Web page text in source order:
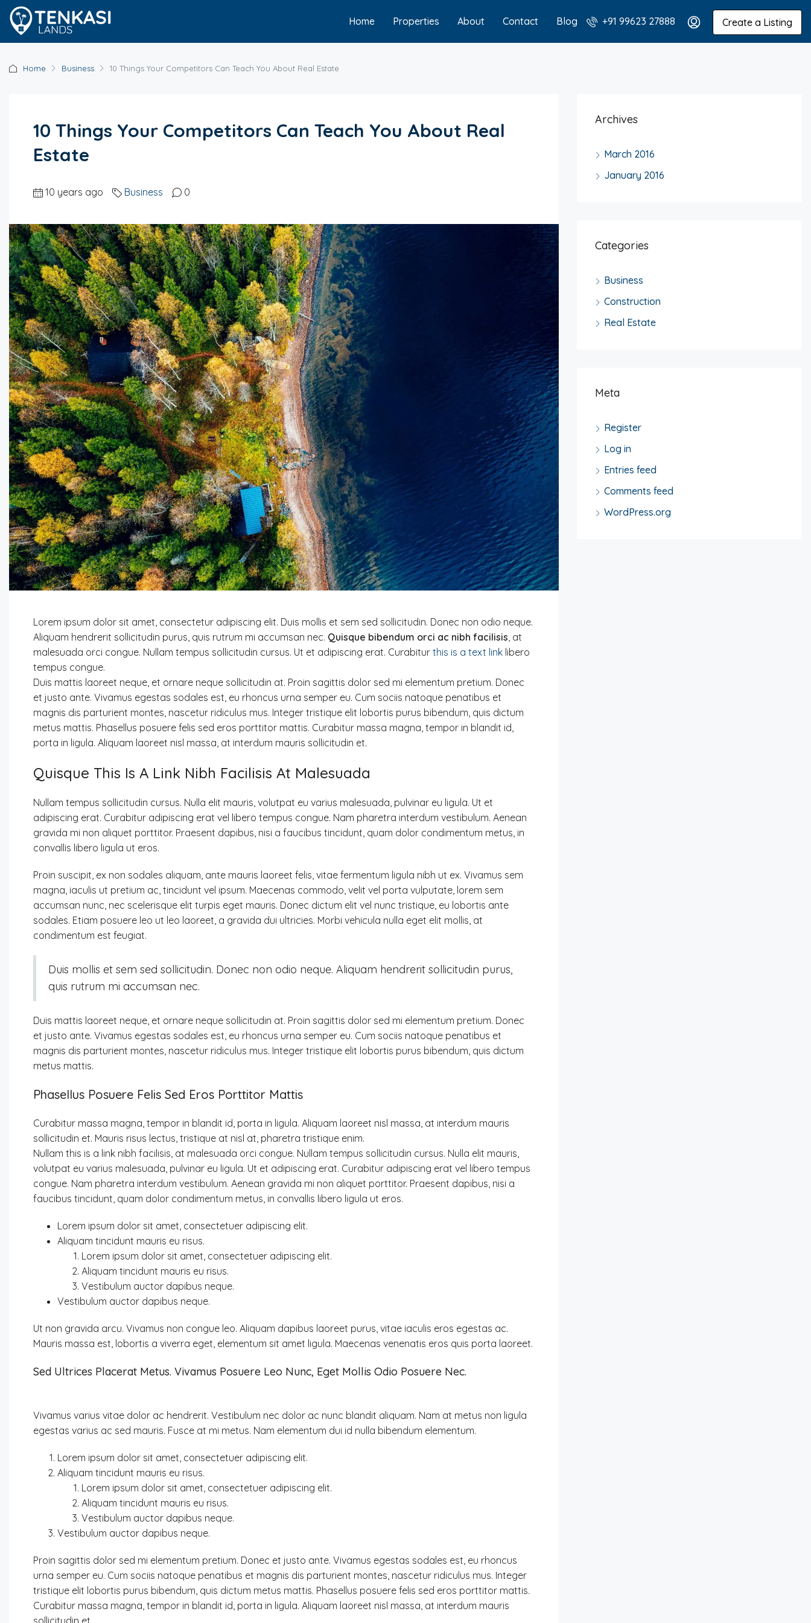
Home Properties About Contact Blog +91 99623 27888 Create a Listing
Home Business 10 Things Your Competitors Can Teach You About Real Estate
10 Things Your Competitors Can Teach You About Real
Estate
10 years ago Business 0
Lorem ipsum dolor sit amet, consectetur adipiscing elit. Duis mollis et sem sed sollicitudin. Donec non odio neque.
Aliquam hendrerit sollicitudin purus, quis rutrum mi accumsan nec. Quisque bibendum orci ac nibh facilisis , at
malesuada orci congue. Nullam tempus sollicitudin cursus. Ut et adipiscing erat. Curabitur this is a text link libero
tempus congue.
Duis mattis laoreet neque, et ornare neque sollicitudin at. Proin sagittis dolor sed mi elementum pretium. Donec
et justo ante. Vivamus egestas sodales est, eu rhoncus urna semper eu. Cum sociis natoque penatibus et
magnis dis parturient montes, nascetur ridiculus mus. Integer tristique elit lobortis purus bibendum, quis dictum
metus mattis. Phasellus posuere felis sed eros porttitor mattis. Curabitur massa magna, tempor in blandit id,
porta in ligula. Aliquam laoreet nisl massa, at interdum mauris sollicitudin et.
Quisque This Is A Link Nibh Facilisis At Malesuada
Nullam tempus sollicitudin cursus. Nulla elit mauris, volutpat eu varius malesuada, pulvinar eu ligula. Ut et
adipiscing erat. Curabitur adipiscing erat vel libero tempus congue. Nam pharetra interdum vestibulum. Aenean
gravida mi non aliquet porttitor. Praesent dapibus, nisi a faucibus tincidunt, quam dolor condimentum metus, in
convallis libero ligula ut eros.
Proin suscipit, ex non sodales aliquam, ante mauris laoreet felis, vitae fermentum ligula nibh ut ex. Vivamus sem
magna, iaculis ut pretium ac, tincidunt vel ipsum. Maecenas commodo, velit vel porta vulputate, lorem sem
accumsan nunc, nec scelerisque elit turpis eget mauris. Donec dictum elit vel nunc tristique, eu lobortis ante
sodales. Etiam posuere leo ut leo laoreet, a gravida dui ultricies. Morbi vehicula nulla eget elit mollis, at
condimentum est feugiat.
Duis mollis et sem sed sollicitudin. Donec non odio neque. Aliquam hendrerit sollicitudin purus,
quis rutrum mi accumsan nec.
Duis mattis laoreet neque, et ornare neque sollicitudin at. Proin sagittis dolor sed mi elementum pretium. Donec
et justo ante. Vivamus egestas sodales est, eu rhoncus urna semper eu. Cum sociis natoque penatibus et
magnis dis parturient montes, nascetur ridiculus mus. Integer tristique elit lobortis purus bibendum, quis dictum
metus mattis.
Phasellus Posuere Felis Sed Eros Porttitor Mattis
Curabitur massa magna, tempor in blandit id, porta in ligula. Aliquam laoreet nisl massa, at interdum mauris
sollicitudin et. Mauris risus lectus, tristique at nisl at, pharetra tristique enim.
Nullam this is a link nibh facilisis, at malesuada orci congue. Nullam tempus sollicitudin cursus. Nulla elit mauris,
volutpat eu varius malesuada, pulvinar eu ligula. Ut et adipiscing erat. Curabitur adipiscing erat vel libero tempus
congue. Nam pharetra interdum vestibulum. Aenean gravida mi non aliquet porttitor. Praesent dapibus, nisi a
faucibus tincidunt, quam dolor condimentum metus, in convallis libero ligula ut eros.
Lorem ipsum dolor sit amet, consectetuer adipiscing elit.
Aliquam tincidunt mauris eu risus.
Lorem ipsum dolor sit amet, consectetuer adipiscing elit.
Aliquam tincidunt mauris eu risus.
Vestibulum auctor dapibus neque.
Vestibulum auctor dapibus neque.
Ut non gravida arcu. Vivamus non congue leo. Aliquam dapibus laoreet purus, vitae iaculis eros egestas ac.
Mauris massa est, lobortis a viverra eget, elementum sit amet ligula. Maecenas venenatis eros quis porta laoreet.
Sed Ultrices Placerat Metus. Vivamus Posuere Leo Nunc, Eget Mollis Odio Posuere Nec.
Vivamus varius vitae dolor ac hendrerit. Vestibulum nec dolor ac nunc blandit aliquam. Nam at metus non ligula
egestas varius ac sed mauris. Fusce at mi metus. Nam elementum dui id nulla bibendum elementum.
Lorem ipsum dolor sit amet, consectetuer adipiscing elit.
Aliquam tincidunt mauris eu risus.
Lorem ipsum dolor sit amet, consectetuer adipiscing elit.
Aliquam tincidunt mauris eu risus.
Vestibulum auctor dapibus neque.
Vestibulum auctor dapibus neque.
Proin sagittis dolor sed mi elementum pretium. Donec et justo ante. Vivamus egestas sodales est, eu rhoncus
urna semper eu. Cum sociis natoque penatibus et magnis dis parturient montes, nascetur ridiculus mus. Integer
tristique elit lobortis purus bibendum, quis dictum metus mattis. Phasellus posuere felis sed eros porttitor mattis.
Curabitur massa magna, tempor in blandit id, porta in ligula. Aliquam laoreet nisl massa, at interdum mauris
Archives
March 2016
January 2016
Categories
Business
Construction
Real Estate
Meta
Register
Log in
Entries feed
Comments feed
WordPress.org